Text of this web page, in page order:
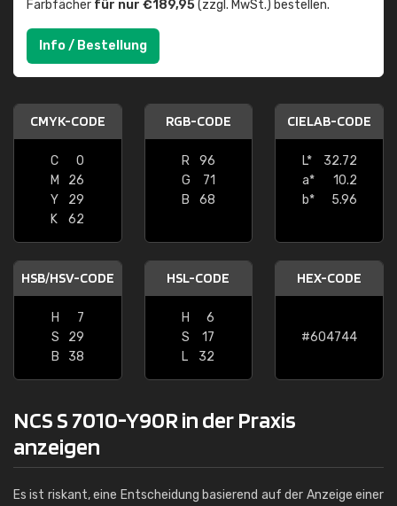
Farbfächer für nur €189,95(zzgl. MwSt.) bestellen.
Info / Bestellung
CMYK-CODE
C
0
M
26
Y
29
K
62
RGB-CODE
R
96
G
71
B
68
CIELAB-CODE
L*
32.72
a*
10.2
b*
5.96
HSB/HSV-CODE
H
7
S
29
B
38
HSL-CODE
H
6
S
17
L
32
HEX-CODE
#604744
NCS S 7010-Y90R in der Praxis
anzeigen
Es ist riskant, eine Entscheidung basierend auf der Anzeige einer